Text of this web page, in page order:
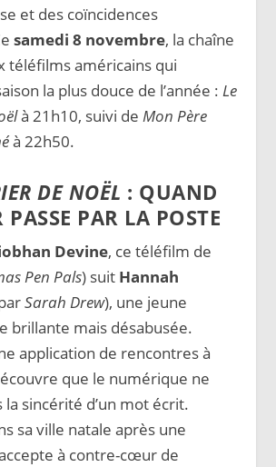
et des coïncidences
samedi 8 novembre, la chaîne
téléfilms américains qui
la plus douce de l’année :Le
à 21h10, suivi deMon Père
à 22h50.
DE NOËL : QUAND
PASSE PAR LA POSTE
Devine, ce téléfilm de
Pen Pals) suit Hannah
Sarah Drew), une jeune
brillante mais désabusée.
application de rencontres à
que le numérique ne
la sincérité d’un mot écrit.
sa ville natale après une
à contre-cœur de